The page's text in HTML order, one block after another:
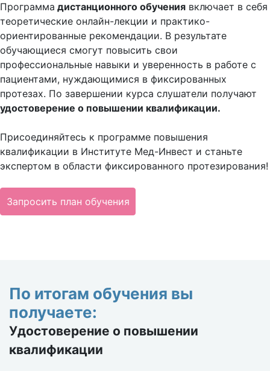
Программа дистанционного обучения включает в себя
теоретические онлайн-лекции и практико-
ориентированные рекомендации. В результате
обучающиеся смогут повысить свои
профессиональные навыки и уверенность в работе с
пациентами, нуждающимися в фиксированных
протезах. По завершении курса слушатели получают
удостоверение о повышении квалификации.
Присоединяйтесь к программе повышения
квалификации в Институте Мед-Инвест и станьте
экспертом в области фиксированного протезирования!
Запросить план обучения
По итогам обучения вы
получаете:
Удостоверение о повышении
квалификации